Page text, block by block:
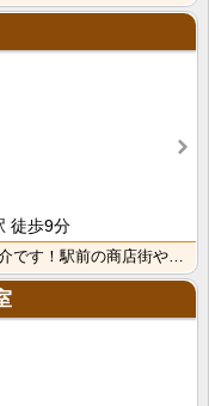
徒歩9分
２駅２路線利用可能♪賃貸マンションのご紹介です！駅前の商店街や近隣のスーパー・コンビニでお買い物楽々･･･